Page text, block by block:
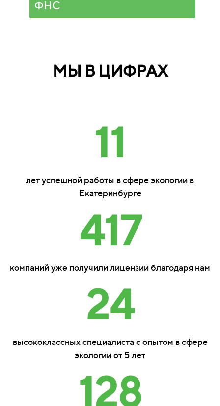
ФНС
МЫ В ЦИФРАХ
11
лет успешной работы в сфере экологии в
Екатеринбурге
417
компаний уже получили лицензии благодаря нам
24
высококлассных специалиста с опытом в сфере
экологии от 5 лет
128